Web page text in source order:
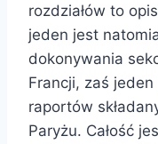
rozdziałów to
jeden jest
dokonywania
Francji, zaś
raportów
Paryżu. Całość